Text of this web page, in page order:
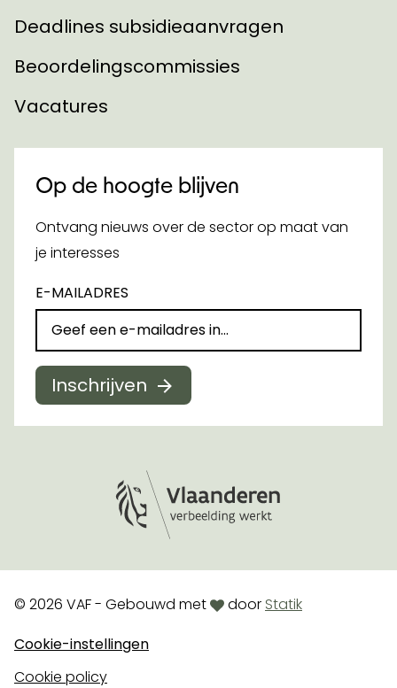
Deadlines subsidieaanvragen
Beoordelingscommissies
Vacatures
Op de hoogte blijven
Ontvang nieuws over de sector op maat van
je interesses
E-MAILADRES
Inschrijven
© 2026 VAF - Gebouwd metlovedoor Statik
Cookie-instellingen
Cookie policy